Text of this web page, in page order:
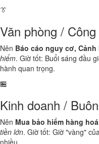
👔
Văn phòng /
Nên Báo cáo nguy cơ, Cảnh
hiểm. Giờ tốt: Buổi sáng đầu
hành quan trọng.
🏪
Kinh doanh /
Nên Mua bảo hiểm hàng
tiền lớn. Giờ tốt: Giờ "vàng"
nhiều.